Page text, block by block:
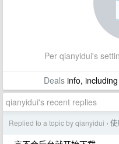
Per qianyidui's
Dealsinfo,
qianyidui's recent replies
Replied to a topic by qianyidui › 使